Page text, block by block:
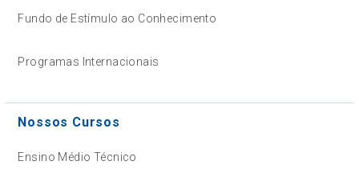
Fundo de Estímulo ao Conhecimento
Programas Internacionais
Nossos Cursos
Ensino Médio Técnico